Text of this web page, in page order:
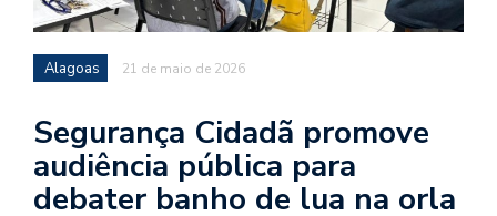
Alagoas 21 de maio de 2026
Segurança Cidadã promove
audiência pública para
debater banho de lua na orla